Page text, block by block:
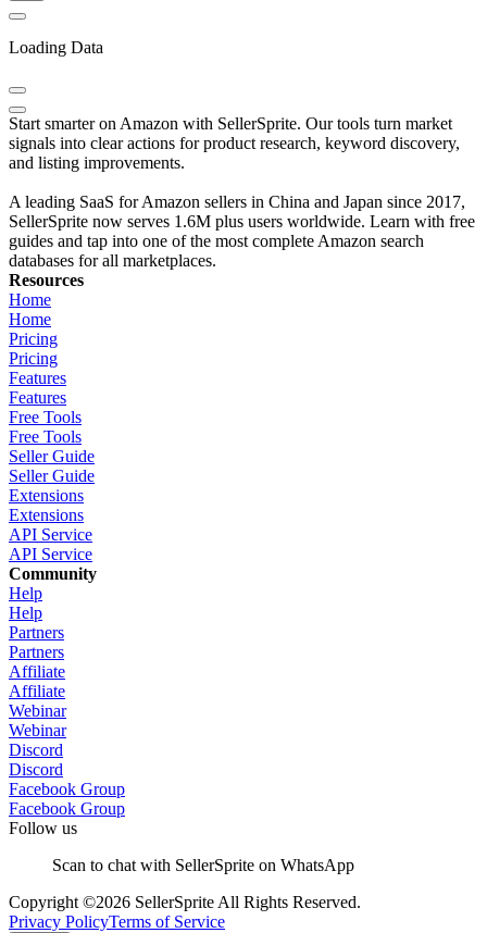
Loading Data
Start smarter on Amazon with SellerSprite. Our tools turn market
signals into clear actions for product research, keyword discovery,
and listing improvements.
A leading SaaS for Amazon sellers in China and Japan since 2017,
SellerSprite now serves 1.6M plus users worldwide. Learn with free
guides and tap into one of the most complete Amazon search
databases for all marketplaces.
Resources
Home
Home
Pricing
Pricing
Features
Features
Free Tools
Free Tools
Seller Guide
Seller Guide
Extensions
Extensions
API Service
API Service
Community
Help
Help
Partners
Partners
Affiliate
Affiliate
Webinar
Webinar
Discord
Discord
Facebook Group
Facebook Group
Follow us
Scan to chat with SellerSprite on WhatsApp
Copyright ©2026 SellerSprite All Rights Reserved.
Privacy PolicyTerms of Service